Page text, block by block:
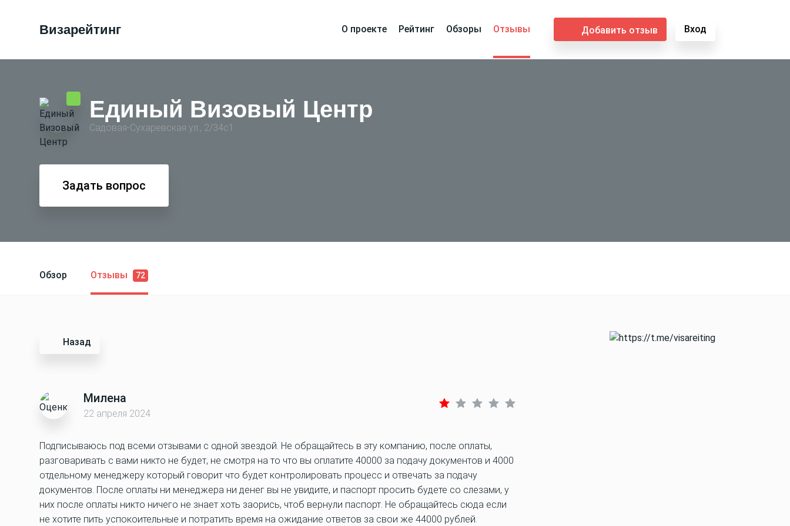
Визарейтинг О проекте Рейтинг Обзоры Отзывы Добавить отзыв Вход
Единый Визовый Центр
Садовая-Сухаревская ул., 2/34с1
Задать вопрос
Обзор Отзывы 72
Назад
Милена
22 апреля 2024
Подписываюсь под всеми отзывами с одной звездой. Не обращайтесь в эту компанию, после оплаты,
разговаривать с вами никто не будет, не смотря на то что вы оплатите 40000 за подачу документов и 4000
отдельному менеджеру который говорит что будет контролировать процесс и отвечать за подачу
документов. После оплаты ни менеджера ни денег вы не увидите, и паспорт просить будете со слезами, у
них после оплаты никто ничего не знает хоть заорись, чтоб вернули паспорт. Не обращайтесь сюда если
не хотите пить успокоительные и потратить время на ожидание ответов за свои же 44000 рублей.